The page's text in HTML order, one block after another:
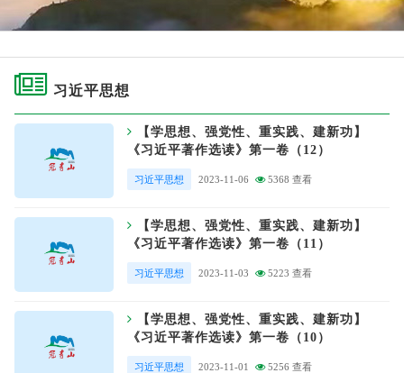
习近平思想
【学思想、强党性、重实践、建新功】
《习近平著作选读》第一卷（12）
习近平思想 2023-11-06 5368 查看
【学思想、强党性、重实践、建新功】
《习近平著作选读》第一卷（11）
习近平思想 2023-11-03 5223 查看
【学思想、强党性、重实践、建新功】
《习近平著作选读》第一卷（10）
习近平思想 2023-11-01 5256 查看